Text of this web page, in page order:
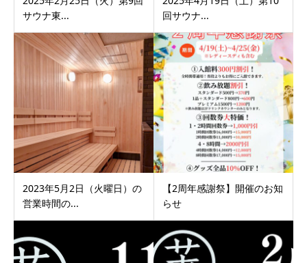
サウナ東...
回サウナ...
2023年5月2日（火曜日）の
営業時間の...
【2周年感謝祭】開催のお知
らせ